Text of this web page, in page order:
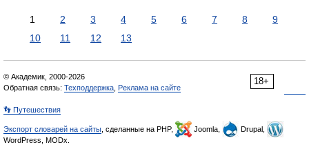
1 2 3 4 5 6 7 8
9
10
11 12 13
18+
© Академик, 2000-2026
Обратная связь: Техподдержка Реклама на сайте
👣 Путешествия
Экспорт словарей на сайты , сделанные на PHP, Joomla,
Drupal,
WordPress, MODx.